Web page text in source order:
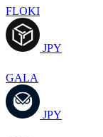
FLOKI
JPY
GALA
JPY